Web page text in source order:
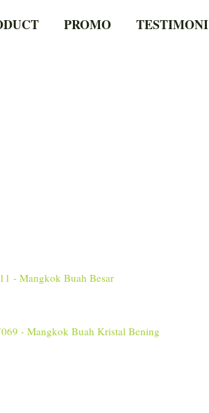
PROMO TESTIMONI